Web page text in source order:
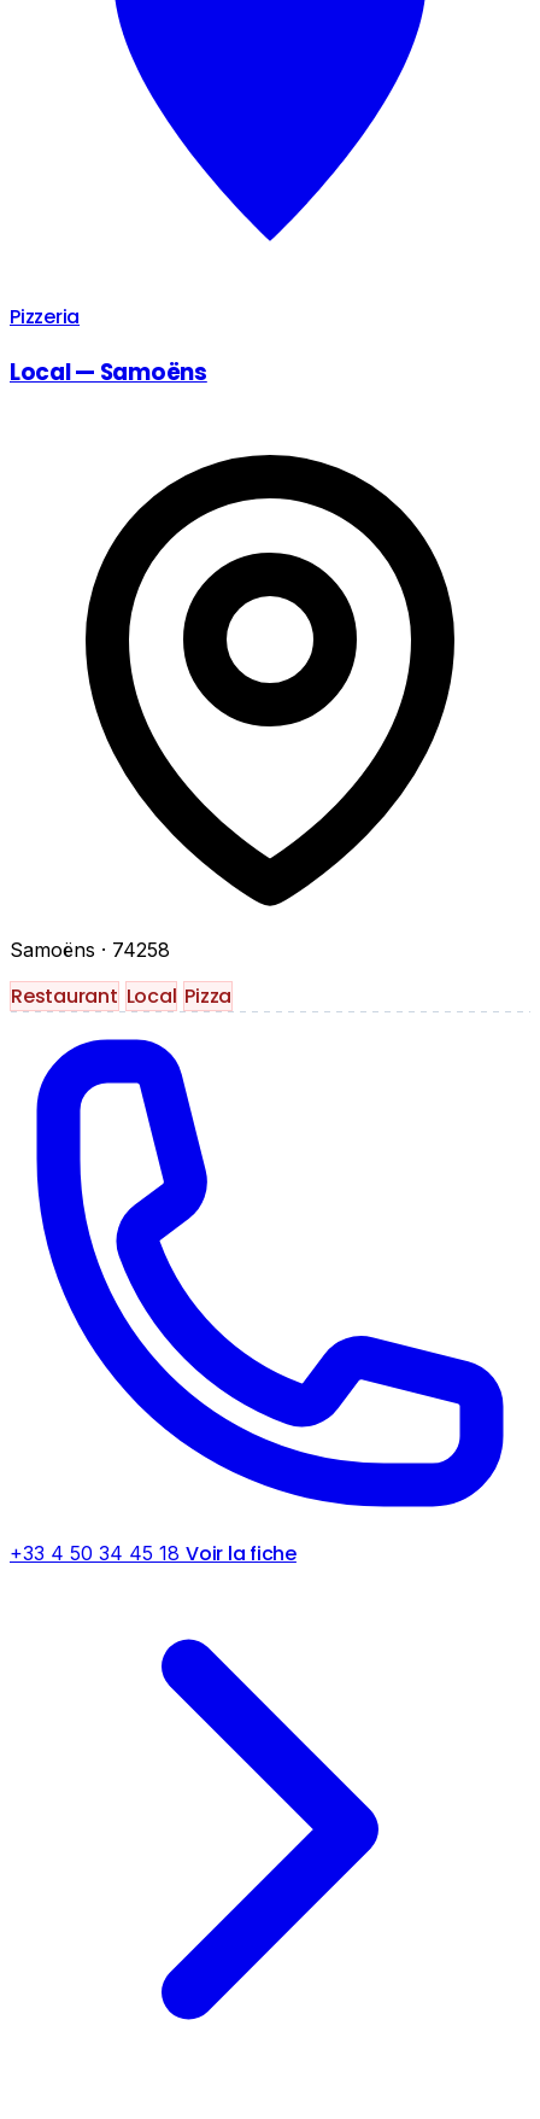
Pizzeria
Local — Samoëns
Samoëns · 74258
Restaurant Local Pizza
+33 4 50 34 45 18 Voir la fiche